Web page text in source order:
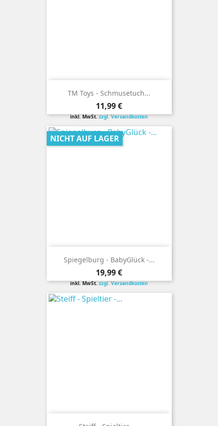
TM Toys - Schmusetuch...
Preis
11,99 €
inkl. MwSt.zzgl. Versandkosten
Spiegelburg - BabyGlück -...
Preis
19,99 €
inkl. MwSt.zzgl. Versandkosten
NICHT AUF LAGER